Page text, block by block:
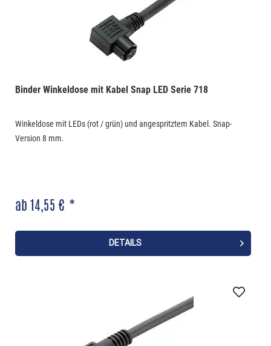
Binder Winkeldose mit Kabel Snap LED Serie 718
Winkeldose mit LEDs (rot / grün) und angespritztem Kabel. Snap-
Version 8 mm.
ab 14,55 € *
DETAILS